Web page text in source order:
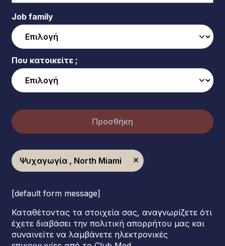
Job family
Που κατοικείτε ;
Προσθήκη
Ψυχαγωγία , North Miami
[default form message]
Καταθέτοντας τα στοιχεία σας, αναγνωρίζετε ότι
έχετε διαβάσει την πολιτική απορρήτου μας και
συναινείτε να λαμβάνετε ηλεκτρονικές